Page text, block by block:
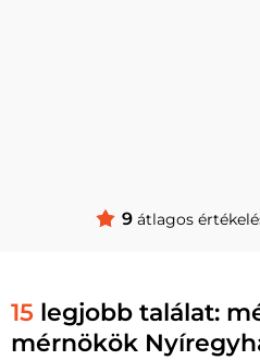
9 átlagos
15 legjobb találat:
mérnökök